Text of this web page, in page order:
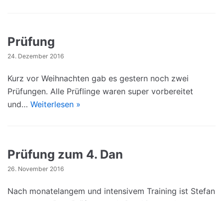
Prüfung
24. Dezember 2016
Kurz vor Weihnachten gab es gestern noch zwei
Prüfungen. Alle Prüflinge waren super vorbereitet
und… Weiterlesen »
Prüfung zum 4. Dan
26. November 2016
Nach monatelangem und intensivem Training ist Stefan